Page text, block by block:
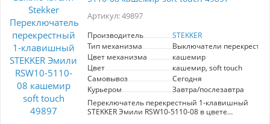
нескольких точек, что идеально для
функциональность — выбирайте STEKKER!
Артикул: 49897
Производитель
STEKKER
Тип механизма
Выключатели
Цвет механизма
кашемир
Цвет
кашемир, soft touch
Самовывоз
Сегодня
Курьером
Завтра/послезавтра
Переключатель перекрестный 1-клавишный
STEKKER Эмили RSW10-5110-08 в цвете